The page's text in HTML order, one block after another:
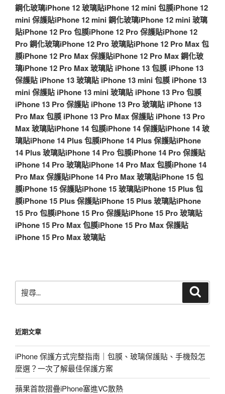
鋼化玻璃iPhone 12 玻璃貼iPhone 12 mini 包膜iPhone 12
mini 保護貼iPhone 12 mini 鋼化玻璃iPhone 12 mini 玻璃
貼iPhone 12 Pro 包膜iPhone 12 Pro 保護貼iPhone 12
Pro 鋼化玻璃iPhone 12 Pro 玻璃貼iPhone 12 Pro Max 包
膜iPhone 12 Pro Max 保護貼iPhone 12 Pro Max 鋼化玻
璃iPhone 12 Pro Max 玻璃貼 iPhone 13 包膜 iPhone 13
保護貼 iPhone 13 玻璃貼 iPhone 13 mini 包膜 iPhone 13
mini 保護貼 iPhone 13 mini 玻璃貼 iPhone 13 Pro 包膜
iPhone 13 Pro 保護貼 iPhone 13 Pro 玻璃貼 iPhone 13
Pro Max 包膜 iPhone 13 Pro Max 保護貼 iPhone 13 Pro
Max 玻璃貼iPhone 14 包膜iPhone 14 保護貼iPhone 14 玻
璃貼iPhone 14 Plus 包膜iPhone 14 Plus 保護貼iPhone
14 Plus 玻璃貼iPhone 14 Pro 包膜iPhone 14 Pro 保護貼
iPhone 14 Pro 玻璃貼iPhone 14 Pro Max 包膜iPhone 14
Pro Max 保護貼iPhone 14 Pro Max 玻璃貼iPhone 15 包
膜iPhone 15 保護貼iPhone 15 玻璃貼iPhone 15 Plus 包
膜iPhone 15 Plus 保護貼iPhone 15 Plus 玻璃貼iPhone
15 Pro 包膜iPhone 15 Pro 保護貼iPhone 15 Pro 玻璃貼
iPhone 15 Pro Max 包膜iPhone 15 Pro Max 保護貼
iPhone 15 Pro Max 玻璃貼
尋
字:
近期文章
iPhone 保護方式完整指南｜包膜、玻璃保護貼、手機殼怎
麼選？一次了解最佳保護方案
蘋果首款摺疊iPhone塞進VC散熱